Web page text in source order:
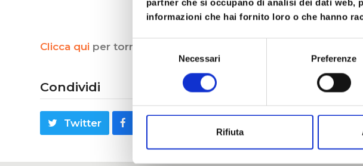
partner che si occupano di analisi dei dati
informazioni che hai fornito loro o che hanno
Selezione
Necessari Preferenze
Rifiuta
Clicca qui per tornare alla pagina del Convegno
Condividi
Twitter